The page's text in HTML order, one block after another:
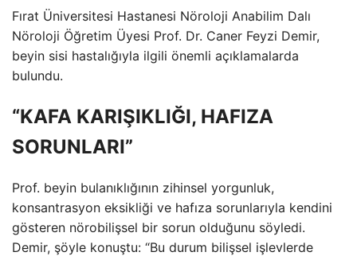
Fırat Üniversitesi Hastanesi Nöroloji Anabilim Dalı
Nöroloji Öğretim Üyesi Prof. Dr. Caner Feyzi Demir,
beyin sisi hastalığıyla ilgili önemli açıklamalarda
bulundu.
“KAFA KARIŞIKLIĞI, HAFIZA
SORUNLARI”
Prof. beyin bulanıklığının zihinsel yorgunluk,
konsantrasyon eksikliği ve hafıza sorunlarıyla kendini
gösteren nörobilişsel bir sorun olduğunu söyledi.
Demir, şöyle konuştu: “Bu durum bilişsel işlevlerde